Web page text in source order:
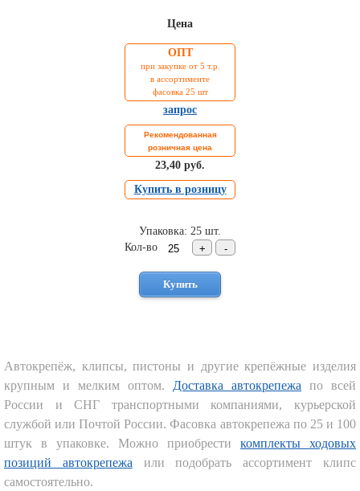
Цена
ОПТ
при закупке от 5 т.р.
в ассортименте
фасовка 25 шт
запрос
Рекомендованная
розничная цена
23,40 руб.
Купить в розницу
Упаковка: 25 шт.
Кол-во
Автокрепёж, клипсы, пистоны и другие крепёжные изделия
крупным и мелким оптом. Доставка автокрепежа по всей
России и СНГ транспортными компаниями, курьерской
службой или Почтой России. Фасовка автокрепежа по 25 и 100
штук в упаковке. Можно приобрести комплекты ходовых
позиций автокрепежа или подобрать ассортимент клипс
самостоятельно.